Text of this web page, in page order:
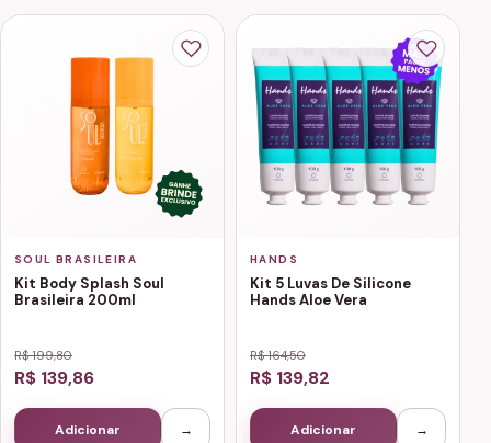
SOUL BRASILEIRA
Kit Body Splash Soul
Brasileira 200ml
R$ 199,80
R$ 139,86
Adicionar →
HANDS
Kit 5 Luvas De Silicone
Hands Aloe Vera
R$ 164,50
R$ 139,82
Adicionar →